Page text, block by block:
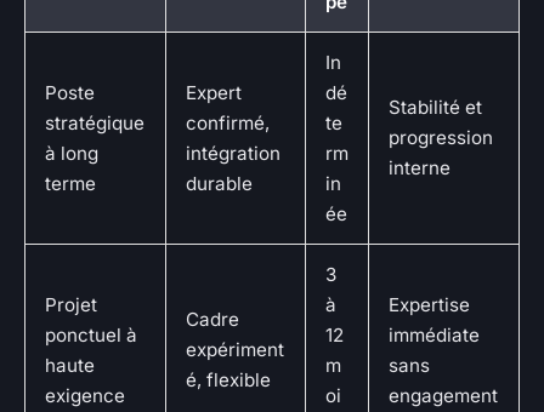
Poste
stratégique
à long
terme
Expert
confirmé,
intégration
durable
In
dé
te
rm
in
ée
Stabilité et
progression
interne
Projet
ponctuel à
haute
exigence
Cadre
expériment
é, flexible
3
à
12
m
oi
Expertise
immédiate
sans
engagement